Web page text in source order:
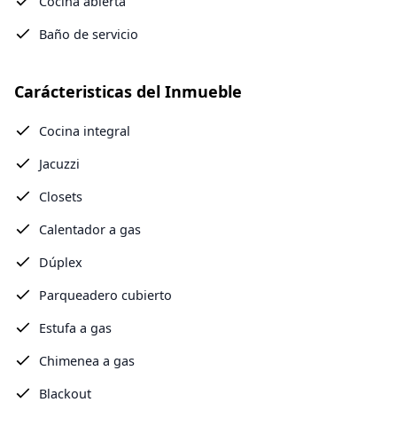
Baño de servicio
Carácteristicas del Inmueble
Cocina integral
Jacuzzi
Closets
Calentador a gas
Dúplex
Parqueadero cubierto
Estufa a gas
Chimenea a gas
Blackout